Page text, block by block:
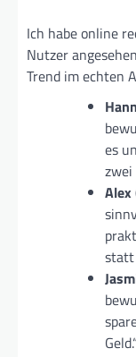
Ich habe online
Nutzer
Trend im echten
es
zwei
Alex
statt
Geld.“